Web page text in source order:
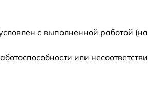
от 60 мин
с выполненной работой
или